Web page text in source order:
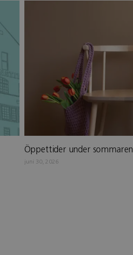
Öppettider under sommaren
juni 30, 2026